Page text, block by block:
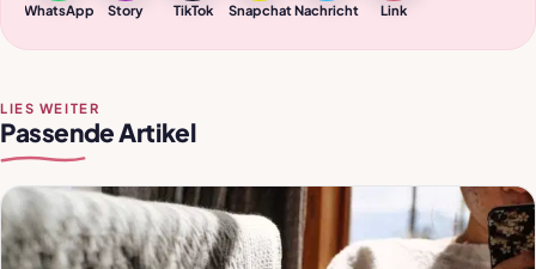
WhatsApp Story TikTok SnapchatNachricht Link
LIES WEITER
Passende Artikel